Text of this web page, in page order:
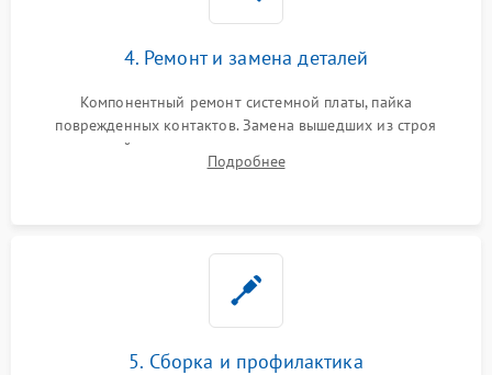
4. Ремонт и замена деталей
Компонентный ремонт системной платы, пайка
поврежденных контактов. Замена вышедших из строя
двигателей, изношенного аккумулятора, неисправного
лидара или помпы подачи воды. Восстановление шлейфов и
Подробнее
5. Сборка и профилактика